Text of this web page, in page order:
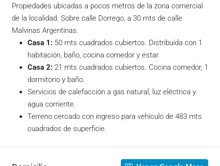
Propiedades ubicadas a pocos metros de la zona comercial
de la localidad. Sobre calle Dorrego, a 30 mts de calle
Malvinas Argentinas.
Casa 1: 50 mts cuadrados cubiertos. Distribuida con 1
habitación, baño, cocina comedor y estar.
Casa 2: 21 mts cuadrados cubiertos. Cocina comedor, 1
dormitorio y baño.
Servicios de calefacción a gas natural, luz eléctrica y
agua corriente.
Terreno cercado con ingreso para vehículo de 483 mts
cuadrados de superficie.